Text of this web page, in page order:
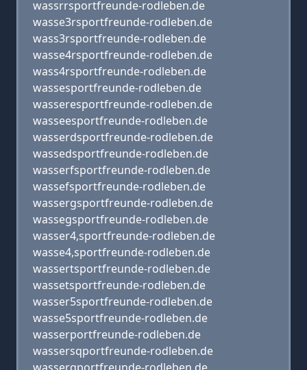
wassrrsportfreunde-rodleben.de
wasse3rsportfreunde-rodleben.de
wass3rsportfreunde-rodleben.de
wasse4rsportfreunde-rodleben.de
wass4rsportfreunde-rodleben.de
wassesportfreunde-rodleben.de
wasseresportfreunde-rodleben.de
wasseesportfreunde-rodleben.de
wasserdsportfreunde-rodleben.de
wassedsportfreunde-rodleben.de
wasserfsportfreunde-rodleben.de
wassefsportfreunde-rodleben.de
wassergsportfreunde-rodleben.de
wassegsportfreunde-rodleben.de
wasser4,sportfreunde-rodleben.de
wasse4,sportfreunde-rodleben.de
wassertsportfreunde-rodleben.de
wassetsportfreunde-rodleben.de
wasser5sportfreunde-rodleben.de
wasse5sportfreunde-rodleben.de
wasserportfreunde-rodleben.de
wassersqportfreunde-rodleben.de